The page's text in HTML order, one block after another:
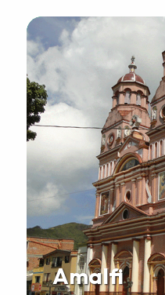
Amalfi